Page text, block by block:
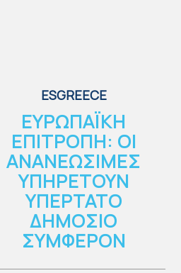
ESGREECE
ΕΥΡΩΠΑΪΚΗ
ΕΠΙΤΡΟΠΗ: ΟΙ
ΑΝΑΝΕΩΣΙΜΕΣ
ΥΠΗΡΕΤΟΥΝ
ΥΠΕΡΤΑΤΟ
ΔΗΜΟΣΙΟ
ΣΥΜΦΕΡΟΝ